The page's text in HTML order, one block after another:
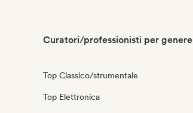
Curatori/professionisti per genere
Top Classico/strumentale
Top Elettronica